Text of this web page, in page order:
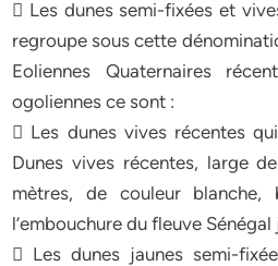
 Les dunes semi-fixées et
regroupe sous cette
Eoliennes Quaternaires
ogoliennes ce sont :
 Les dunes vives récentes
Dunes vives récentes, large
mètres, de couleur
l’embouchure du fleuve Sénégal
 Les dunes jaunes semi-